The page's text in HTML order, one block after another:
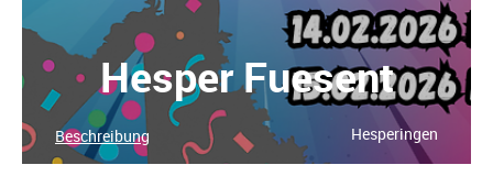
Hesper Fuesent
Hesperingen
Beschreibung